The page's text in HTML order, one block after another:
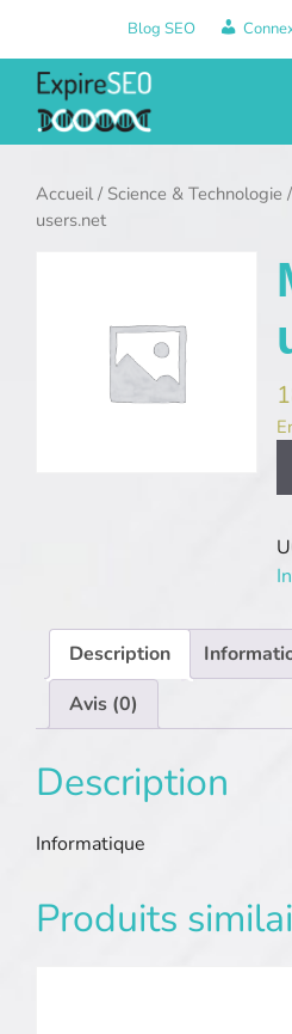
contenu
Blog SEO
Accueil/ Science & Technologie /
users.net
Description
Avis (0)
Description
Informatique
Produits